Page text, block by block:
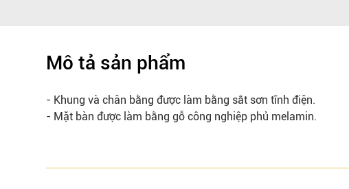
Mô tả sản phẩm
- Khung và chân bằng được làm bằng sắt sơn tĩnh điện.
- Mặt bàn được làm bằng gỗ công nghiệp phủ melamin.